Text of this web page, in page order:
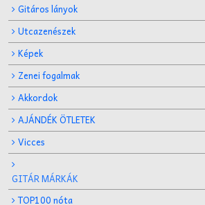
Gitáros lányok
Utcazenészek
Képek
Zenei fogalmak
Akkordok
AJÁNDÉK ÖTLETEK
Vicces
GITÁR MÁRKÁK
TOP100 nóta